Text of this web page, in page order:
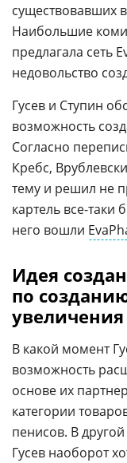
существовавших
Наибольшие
предлагала сеть
недовольство
Гусев и Ступин
возможность
Согласно
Кребс,
тему и решил не
картель все-
него вошли
Идея
по
В какой момент
возможность
основе их
категории
пенисов. В
Гусев наоборот